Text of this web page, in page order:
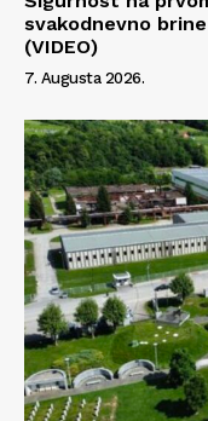
svakodnevno
(VIDEO)
7. Augusta 2026.